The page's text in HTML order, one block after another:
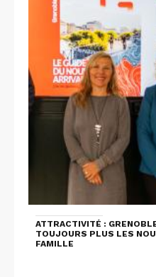
ATTRACTIVITÉ :
TOUJOURS PLUS LES
FAMILLE